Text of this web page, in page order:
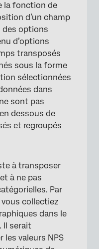
la fonction de
d’un champ
des options
d’options
transposés
sous la forme
sélectionnées
dans
sont pas
dessous de
et regroupés
à transposer
à ne pas
Par
collectiez
dans le
Il serait
les valeurs NPS